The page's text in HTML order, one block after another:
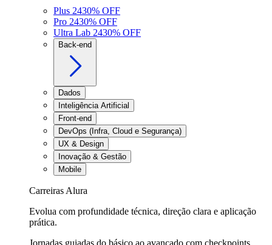
Plus 2430% OFF
Pro 2430% OFF
Ultra Lab 2430% OFF
Back-end
Dados
Inteligência Artificial
Front-end
DevOps (Infra, Cloud e Segurança)
UX & Design
Inovação & Gestão
Mobile
Carreiras Alura
Evolua com profundidade técnica, direção clara e aplicação
prática.